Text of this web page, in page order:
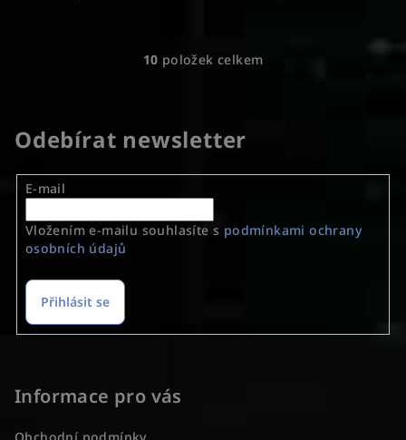
O
á
d
a
c
í
p
v
10 položek celkem
Odebírat newsletter
E-mail
Vložením e-mailu souhlasíte s podmínkami ochrany
osobních údajů
Přihlásit se
Informace pro vás